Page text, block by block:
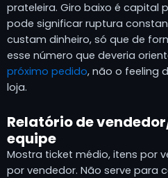
prateleira. Giro baixo é capital
pode significar ruptura
custam dinheiro, só que de
esse número que deveria
próximo pedido, não o feeling
loja.
Relatório de
equipe
Mostra ticket médio, itens por
por vendedor. Não serve para